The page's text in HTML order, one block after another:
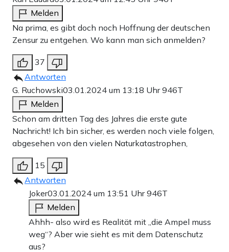
Melden
Na prima, es gibt doch noch Hoffnung der deutschen
Zensur zu entgehen. Wo kann man sich anmelden?
37
Antworten
G. Ruchowski03.01.2024 um 13:18 Uhr946T
Melden
Schon am dritten Tag des Jahres die erste gute
Nachricht! Ich bin sicher, es werden noch viele folgen,
abgesehen von den vielen Naturkatastrophen,
15
Antworten
Joker03.01.2024 um 13:51 Uhr946T
Melden
Ahhh- also wird es Realität mit „die Ampel muss
weg“? Aber wie sieht es mit dem Datenschutz
aus?